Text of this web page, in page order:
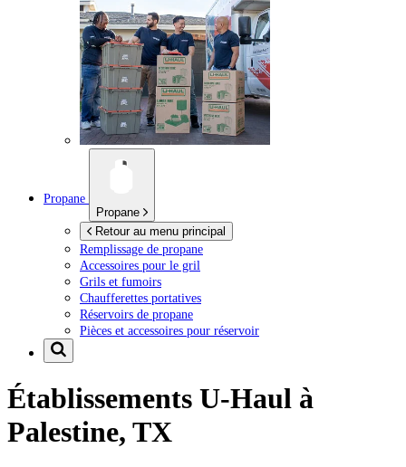
Propane
Propane
Retour au menu principal
Remplissage de propane
Accessoires pour le gril
Grils et fumoirs
Chaufferettes portatives
Réservoirs de propane
Pièces et accessoires pour réservoir
Établissements U-Haul à
Palestine, TX